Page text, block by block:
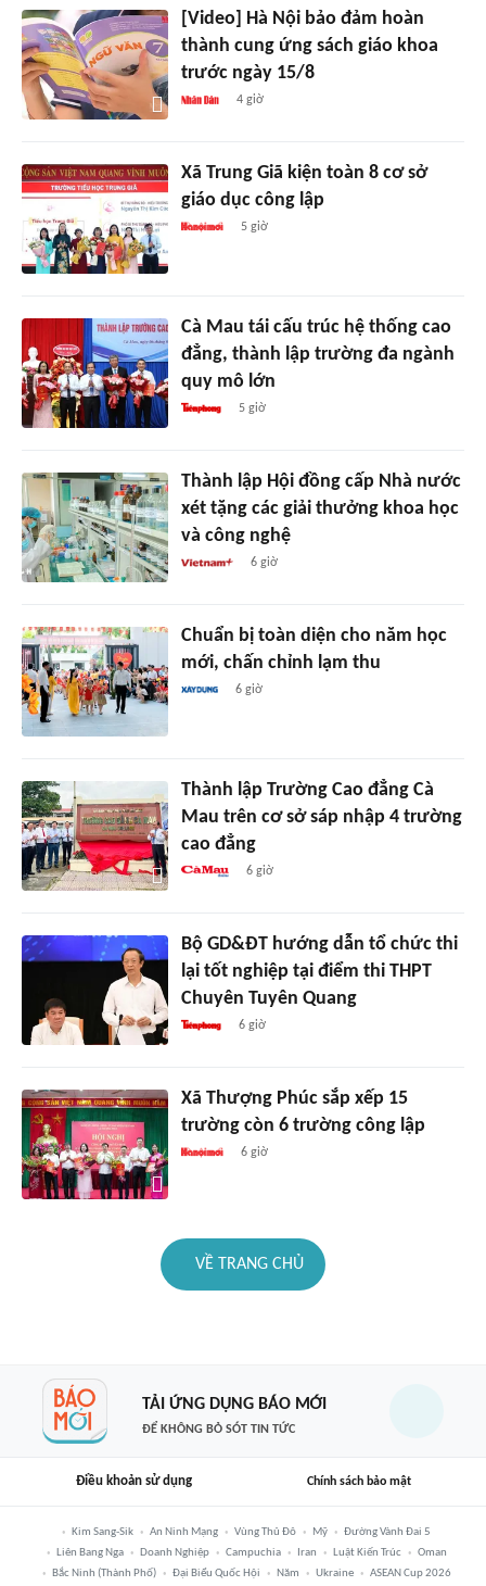
[Video] Hà Nội bảo đảm hoàn
thành cung ứng sách giáo khoa
trước ngày 15/8
4 giờ
Xã Trung Giã kiện toàn 8 cơ sở
giáo dục công lập
5 giờ
Cà Mau tái cấu trúc hệ thống cao
đẳng, thành lập trường đa ngành
quy mô lớn
5 giờ
Thành lập Hội đồng cấp Nhà nước
xét tặng các giải thưởng khoa học
và công nghệ
6 giờ
Chuẩn bị toàn diện cho năm học
mới, chấn chỉnh lạm thu
6 giờ
Thành lập Trường Cao đẳng Cà
Mau trên cơ sở sáp nhập 4 trường
cao đẳng
6 giờ
Bộ GD&ĐT hướng dẫn tổ chức thi
lại tốt nghiệp tại điểm thi THPT
Chuyên Tuyên Quang
6 giờ
Xã Thượng Phúc sắp xếp 15
trường còn 6 trường công lập
6 giờ
VỀ TRANG CHỦ
TẢI ỨNG DỤNG BÁO MỚI
ĐỂ KHÔNG BỎ SÓT TIN TỨC
Điều khoản sử dụng Chính sách bảo mật
Kim Sang-Sik An Ninh Mạng Vùng Thủ Đô Mỹ
Đường Vành Đai 5
Liên Bang Nga
Doanh Nghiệp Campuchia Iran Luật Kiến Trúc
Oman
Bắc Ninh (thành Phố)
Đại Biểu Quốc Hội Năm Ukraine ASEAN Cup 2026